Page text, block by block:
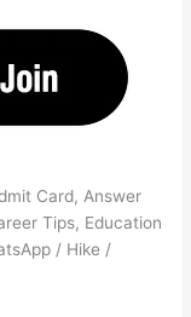
Card, Answer
Tips, Education
/ Hike /